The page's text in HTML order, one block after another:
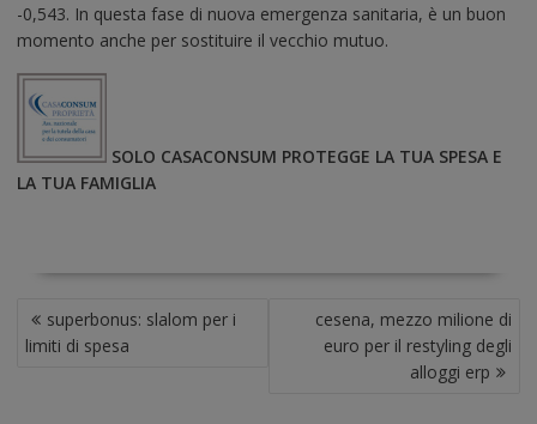
-0,543. In questa fase di nuova emergenza sanitaria, è un buon
momento anche per sostituire il vecchio mutuo.
SOLO CASACONSUM PROTEGGE LA TUA SPESA E
LA TUA FAMIGLIA
A
V
superbonus: slalom per i
limiti di spesa
cesena, mezzo milione di
euro per il restyling degli
alloggi erp